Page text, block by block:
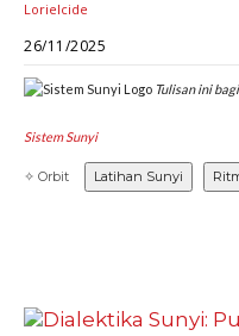
26/11/2025
Tulisan ini
Sistem Sunyi
✧ Orbit Latihan Sunyi